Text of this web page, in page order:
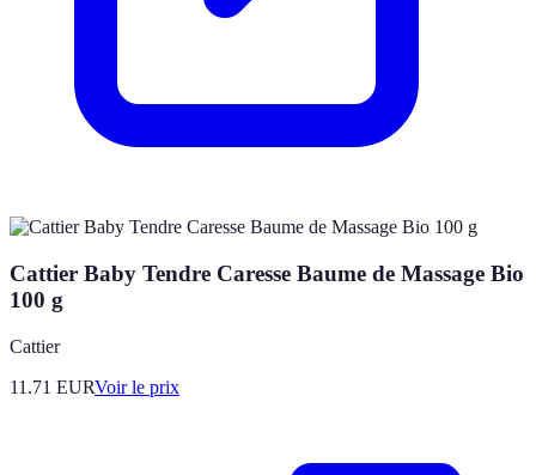
Cattier Baby Tendre Caresse Baume de Massage Bio
100 g
Cattier
11.71 EURVoir le prix